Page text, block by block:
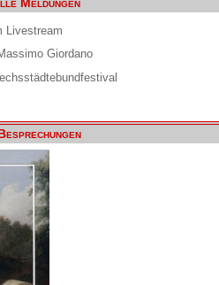
Meldungen
Livestream
Giordano